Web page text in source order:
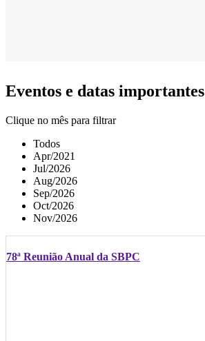
Eventos e datas importantes
Clique no mês para filtrar
Todos
Apr/2021
Jul/2026
Aug/2026
Sep/2026
Oct/2026
Nov/2026
78ª Reunião Anual da SBPC